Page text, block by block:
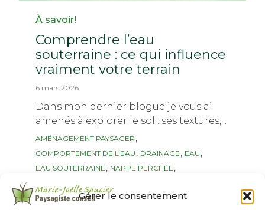
Gérer le consentement
Category
À savoir!
Comprendre l’eau
souterraine : ce qui influence
vraiment votre terrain
6 mars 2026
Dans mon dernier blogue je vous ai
amenés à explorer le sol : ses textures,...
Tags
AMÉNAGEMENT PAYSAGER ,
COMPORTEMENT DE L’EAU , DRAINAGE , EAU ,
EAU SOUTERRAINE , NAPPE PERCHÉE ,
NAPPE PHRÉATIQUE
Continuer...